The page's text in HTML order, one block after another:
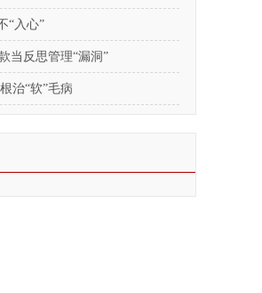
“入心”
当反思管理“漏洞”
治“软”毛病